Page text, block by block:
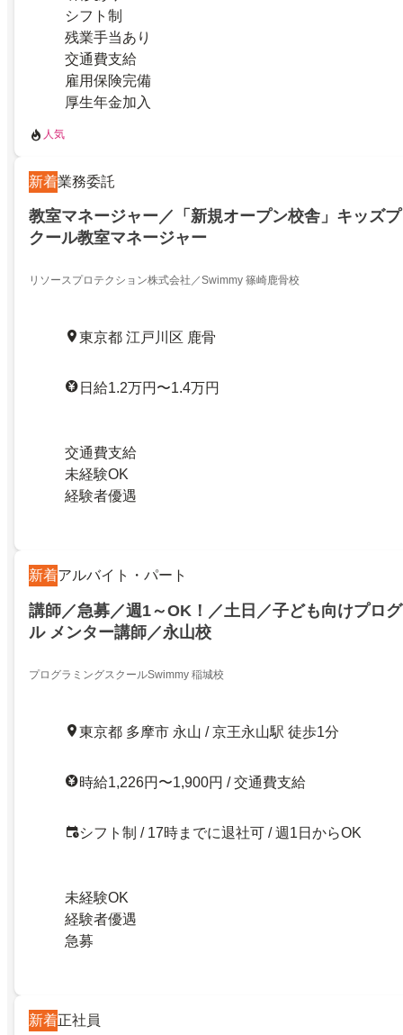
シフト制
残業手当あり
交通費支給
雇用保険完備
厚生年金加入
人気
新着業務委託
教室マネージャー／「新規オープン校舎」キッズ
クール教室マネージャー
リソースプロテクション株式会社／Swimmy 篠崎鹿骨校
東京都 江戸川区 鹿骨
日給1.2万円〜1.4万円
交通費支給
未経験OK
経験者優遇
新着アルバイト・パート
講師／急募／週1～OK！／土日／子ども向けプロ
ル メンター講師／永山校
プログラミングスクールSwimmy 稲城校
東京都 多摩市 永山 / 京王永山駅 徒歩1分
時給1,226円〜1,900円 / 交通費支給
シフト制 / 17時までに退社可 / 週1日からOK
未経験OK
経験者優遇
急募
新着正社員